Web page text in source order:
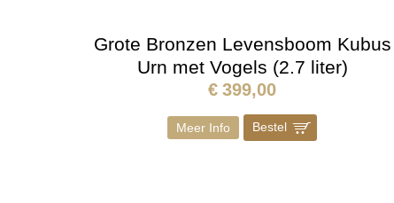
Grote Bronzen Levensboom Kubus
Urn met Vogels (2.7 liter)
€ 399,00
Meer Info Bestel ]